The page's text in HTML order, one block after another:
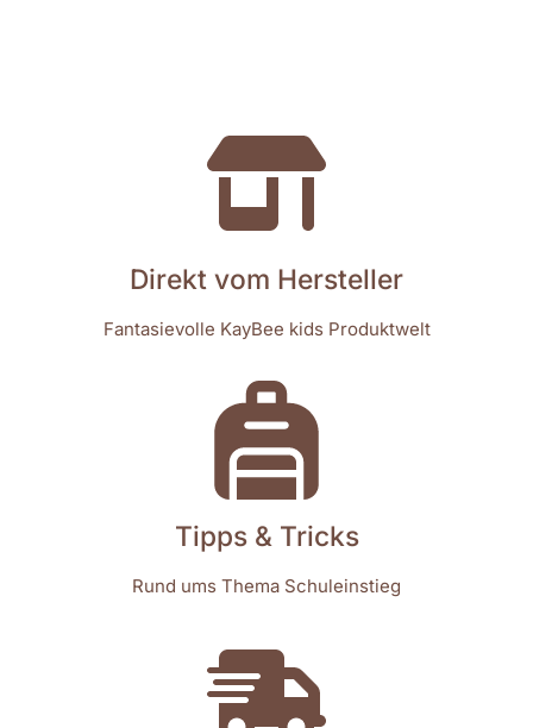
Direkt vom Hersteller
Fantasievolle KayBee kids Produktwelt
Tipps & Tricks
Rund ums Thema Schuleinstieg